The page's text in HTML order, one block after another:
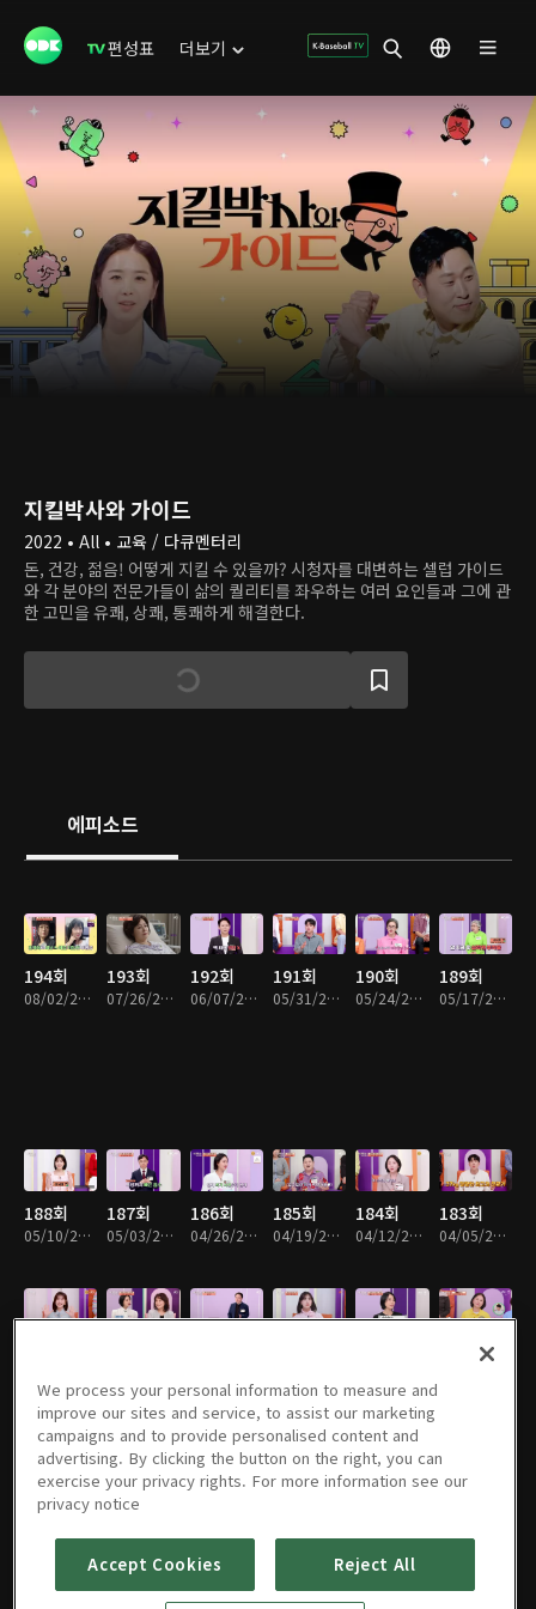
편성표 더보기
지킬박사와 가이드
2022 • All • 교육 / 다큐멘터리
돈, 건강, 젊음! 어떻게 지킬 수 있을까? 시청자를 대변하는 셀럽 가이드
와 각 분야의 전문가들이 삶의 퀄리티를 좌우하는 여러 요인들과 그에 관
한 고민을 유쾌, 상쾌, 통쾌하게 해결한다.
에피소드
194회
08/02/2026 • 47분
193회
07/26/2026 • 47분
192회
06/07/2026 • 47분
191회
05/31/2026 • 47분
190회
05/24/2026 • 47분
189회
05/17/2026 • 47분
188회
05/10/2026 • 47분
187회
05/03/2026 • 47분
186회
04/26/2026 • 47분
185회
04/19/2026 • 47분
184회
04/12/2026 • 47분
183회
04/05/2026 • 47분
177회
176회
01/25/2026 • 47분
175회 174회 173회 172회 171회
We process your personal information to measure and
improve our sites and service, to assist our marketing
campaigns and to provide personalised content and
advertising. By clicking the button on the right, you can
exercise your privacy rights. For more information see our
privacy notice
Accept Cookies Reject All